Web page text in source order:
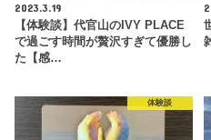
2023.3.19
【体験談】代官山のIVY PLACE
で過ごす時間が贅沢すぎて優勝し
た【感…
体験談